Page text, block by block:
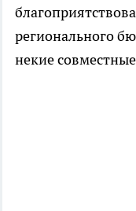
регионального
некие